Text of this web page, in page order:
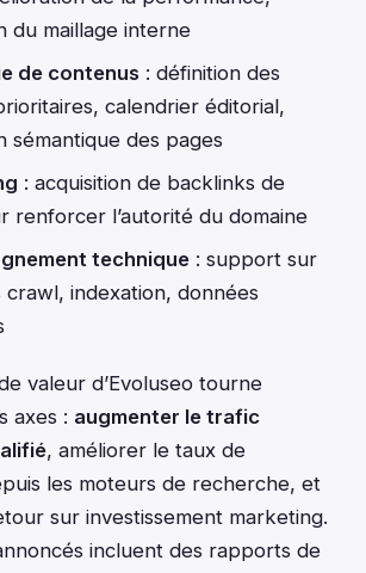
du maillage interne
de contenus : définition des
calendrier éditorial,
sémantique des pages
: acquisition de backlinks de
renforcer l’autorité du domaine
technique : support sur
crawl, indexation, données
valeur d’Evoluseo tourne
axes : augmenter le trafic
, améliorer le taux de
les moteurs de recherche, et
sur investissement marketing.
incluent des rapports de